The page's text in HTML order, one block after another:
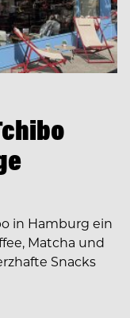
in Hamburg ein
Matcha und
Snacks